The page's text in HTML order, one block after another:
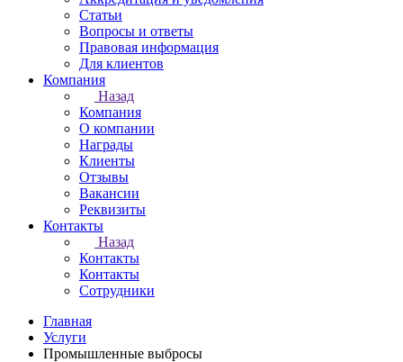
Статьи
Вопросы и ответы
Правовая информация
Для клиентов
Компания
Назад
Компания
О компании
Награды
Клиенты
Отзывы
Вакансии
Реквизиты
Контакты
Назад
Контакты
Контакты
Сотрудники
Главная
Услуги
Промышленные выбросы